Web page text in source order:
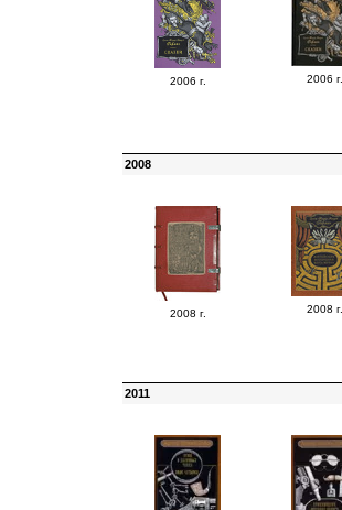
2006 г. 2006 г.
2008
2008 г. 2008 г.
2011